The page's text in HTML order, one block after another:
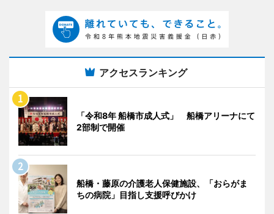
アクセスランキング
「令和8年 船橋市成人式」 船橋アリーナにて
2部制で開催
船橋・藤原の介護老人保健施設、「おらがま
ちの病院」目指し支援呼びかけ